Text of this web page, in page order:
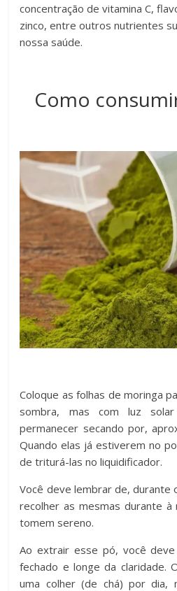
concentração de vitamina C,
zinco, entre outros nutrientes
nossa saúde.
Como
Coloque as folhas de moringa
sombra, mas com luz
permanecer secando por,
Quando elas já estiverem no
de triturá-las no liquidificador.
Você deve lembrar de, durante
recolher as mesmas durante
tomem sereno.
Ao extrair esse pó, você
fechado e longe da claridade.
uma colher (de chá) por dia,